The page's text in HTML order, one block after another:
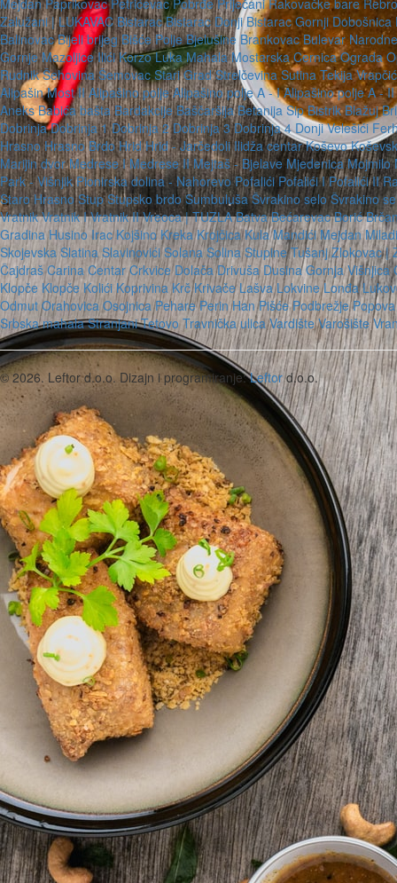
MejdanPaprikovacPetrićevacPobrđePriječaniRakovačke bare
Zalužani| LUKAVAC BistaracBistarac DonjiBistarac Gornji Dobošnica
BalinovacBijeli brijegBišće PoljeBjelušineBrankovacBulevar
Gornje MazoljiceIlićiKorzoLukaMahalaMostarska CernicaOgrada
RudnikŠehovinaŠemovac Stari GradStrelčevinaSutina Tekija
Alipašin Most IIAlipašino poljeAlipašino polje A - IAlipašino polje A - II
AneksBabića baštaBardakcijeBaščaršijaBetanija SipBistrikBlažuj
DobrinjaDobrinja 1Dobrinja 2Dobrinja 3Dobrinja 4Donji Velešići
HrasnoHrasno BrdoHridHrid - JarčedoliIlidža centarKoševo
Marijin dvorMedrese IMedrese IIMejtaš - BjelaveMjedenicaMojmilo
Park - VišnjikPionirska dolina - NahorevoPofalićiPofalići IPofalići II
Staro HrasnoStupStupsko brdoSumbulušaŠvrakino seloŠvrakino
VratnikVratnik IVratnik IIVreoca| TUZLA BatvaBećarevacBorić
GradinaHusino IracKojšinoKrekaKrojčicaKulaMandićiMejdan
Skojevska SlatinaSlavinovićiSolanaSolinaStupineTušanjZlokovac|
ČajdrašCarinaCentarCrkviceDolačaDrivušaDusinaGornja Višnjica
Klopče Klopče Kolići KoprivinaKrčKrivačeLašvaLokvineLonđa
OdmutOrahovicaOsojnicaPeharePerin HanPišćePodbrežje
Srbska mahalaStranjaniTetovoTravnička ulicaVardišteVarošište
© 2026. Leftor d.o.o. Dizajn i programiranje:Leftord.o.o.